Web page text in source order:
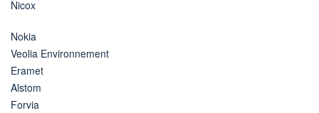
Nicox
Nokia
Veolia Environnement
Eramet
Alstom
Forvia